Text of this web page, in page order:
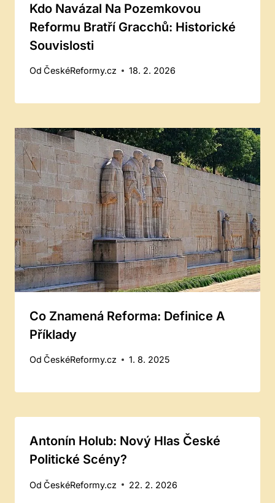
Kdo Navázal Na Pozemkovou
Reformu Bratří Gracchů: Historické
Souvislosti
Od ČeskéReformy.cz 18. 2. 2026
Co Znamená Reforma: Definice A
Příklady
Od ČeskéReformy.cz 1. 8. 2025
Antonín Holub: Nový Hlas České
Politické Scény?
Od ČeskéReformy.cz 22. 2. 2026